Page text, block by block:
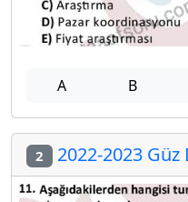
A B
2 2022-2023 Güz